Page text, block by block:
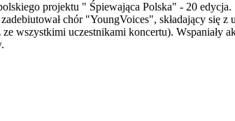
projektu " Śpiewająca Polska" - 20 edycja.
chór "YoungVoices", składający się
uczestnikami koncertu). Wspaniały